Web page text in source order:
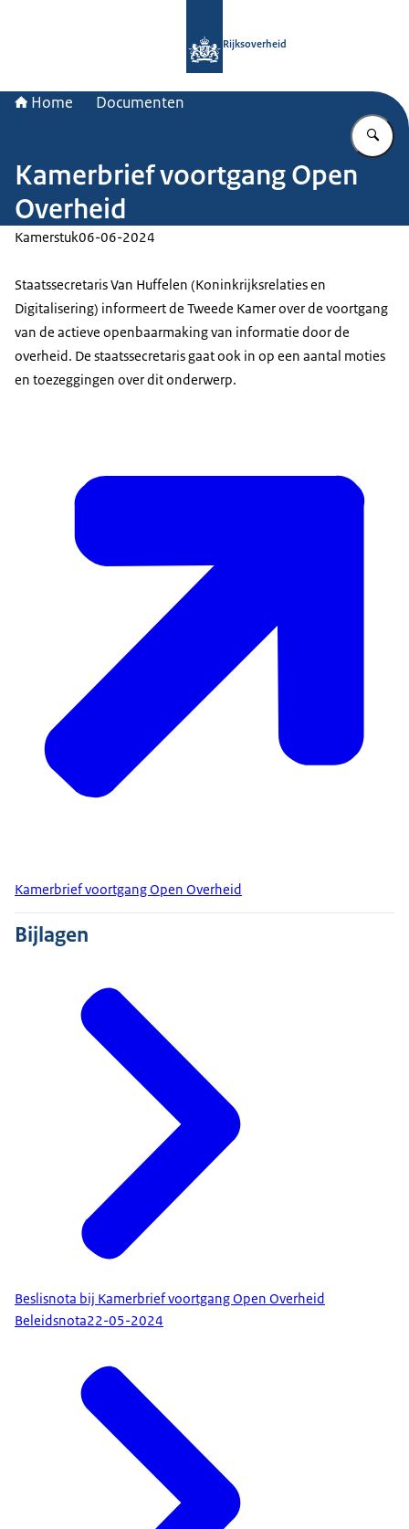
Rijksoverheid
Home Documenten
Kamerbrief voortgang Open
Overheid
Kamerstuk06-06-2024
Staatssecretaris Van Huffelen (Koninkrijksrelaties en
Digitalisering) informeert de Tweede Kamer over de voortgang
van de actieve openbaarmaking van informatie door de
overheid. De staatssecretaris gaat ook in op een aantal moties
en toezeggingen over dit onderwerp.
Kamerbrief voortgang Open Overheid
Bijlagen
Beslisnota bij Kamerbrief voortgang Open Overheid
Beleidsnota22-05-2024